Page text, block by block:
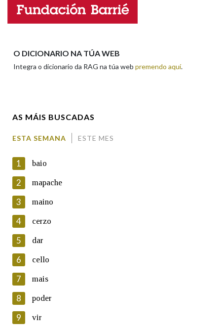
LIMPAR
Nome
En cumprimento da normativa vixente en materia de
Protección de Datos de Carácter Persoal, a Real Academia
Galega informa a aqueles usuarios que faciliten o seu correo
electrónico, así como calquera outra información de carácter
persoal, que estes datos serán obxecto de tratamento
automatizado de carácter confidencial e incorporados aos seus
ficheiros informáticos. Así mesmo, os usuarios poderán exercer o
seu dereito de acceso, rectificación, oposición e cancelación dos
seus datos poñéndose en contacto connosco.
Lin e acepto as condicións da política de
O DICIONARIO NA TÚA WEB
Integra o dicionario da RAG na túa web premendo aquí.
AS MÁIS BUSCADAS
ESTA SEMANA ESTE MES
1 baio
2 mapache
3 maino
4 cerzo
5 dar
6 cello
7 mais
8 poder
9 vir